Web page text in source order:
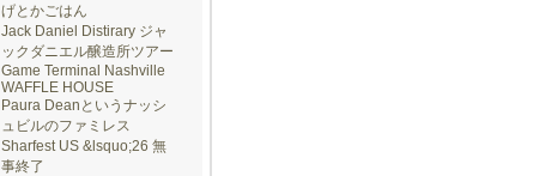
げとかごはん
Jack Daniel Distirary ジャ
ックダニエル醸造所ツアー
Game Terminal Nashville
WAFFLE HOUSE
Paura Deanというナッシ
ュビルのファミレス
Sharfest US &lsquo;26 無
事終了